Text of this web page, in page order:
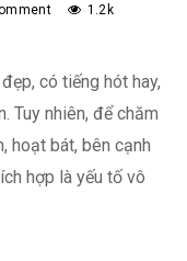
1.2k
có tiếng hót hay,
Tuy nhiên, để chăm
hoạt bát, bên cạnh
hợp là yếu tố vô